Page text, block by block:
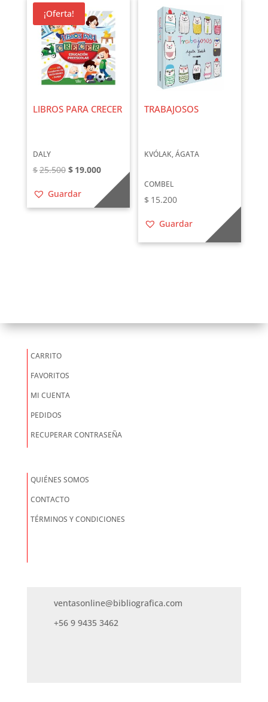
¡Oferta!
LIBROS PARA CRECER
DALY
$25.500 El
original
$ 19.000El
precio
actual
Guardar
TRABAJOSOS
KVÓLAK, ÁGATA
COMBEL
$ 15.200
Guardar
CARRITO
FAVORITOS
MI CUENTA
PEDIDOS
RECUPERAR CONTRASEÑA
QUIÉNES SOMOS
CONTACTO
TÉRMINOS Y CONDICIONES
ventasonline@bibliografica.com
+56 9 9435 3462